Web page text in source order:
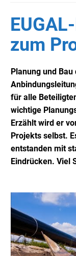
zum
Planung und
für alle
wichtige
Erzählt wird er
Projekts selbst.
entstanden mit
Eindrücken. Viel